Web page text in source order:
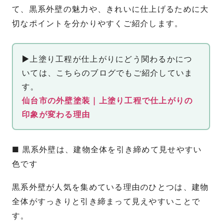
て、黒系外壁の魅力や、きれいに仕上げるために大
切なポイントを分かりやすくご紹介します。
▶上塗り工程が仕上がりにどう関わるかにつ
いては、こちらのブログでもご紹介していま
す。
仙台市の外壁塗装｜上塗り工程で仕上がりの
印象が変わる理由
■ 黒系外壁は、建物全体を引き締めて見せやすい
色です
黒系外壁が人気を集めている理由のひとつは、建物
全体がすっきりと引き締まって見えやすいことで
す。